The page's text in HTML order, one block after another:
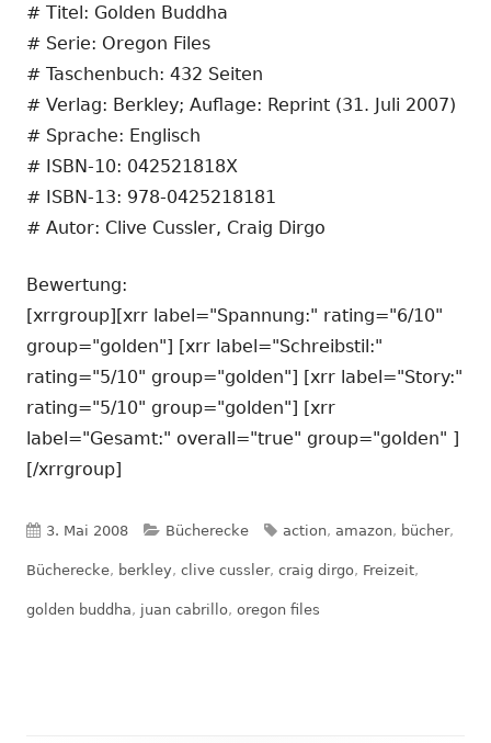
# Titel: Golden Buddha
# Serie: Oregon Files
# Taschenbuch: 432 Seiten
# Verlag: Berkley; Auflage: Reprint (31. Juli 2007)
# Sprache: Englisch
# ISBN-10: 042521818X
# ISBN-13: 978-0425218181
# Autor: Clive Cussler, Craig Dirgo
Bewertung:
[xrrgroup][xrr label="Spannung:" rating="6/10"
group="golden"] [xrr label="Schreibstil:"
rating="5/10" group="golden"] [xrr label="Story:"
rating="5/10" group="golden"] [xrr
label="Gesamt:" overall="true" group="golden" ]
[/xrrgroup]
Veröffentlicht
am
3. Mai 2008 Kategorien
Bücherecke Schlagwörter
action, amazon, bücher,
Bücherecke, berkley, clive cussler, craig dirgo, Freizeit,
golden buddha, juan cabrillo, oregon files